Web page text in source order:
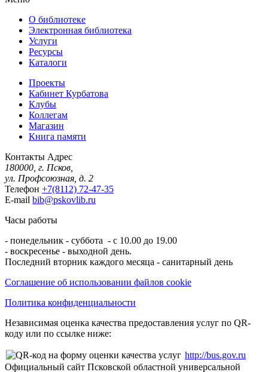
О библиотеке
Электронная библиотека
Услуги
Ресурсы
Каталоги
Проекты
Кабинет Курбатова
Клубы
Коллегам
Магазин
Книга памяти
Контакты Адрес
180000, г. Псков,
ул. Профсоюзная, д. 2
Телефон +7(8112) 72-47-35
E-mail bib@pskovlib.ru
Часы работы
- понедельник - суббота - с 10.00 до 19.00
- воскресенье - выходной день.
Последний вторник каждого месяца - санитарный день
Соглашение об использовании файлов cookie
Политика конфиденциальности
Независимая оценка качества предоставления услуг по QR-
коду или по ссылке ниже:
http://bus.gov.ru
Официальный сайт Псковской областной универсальной